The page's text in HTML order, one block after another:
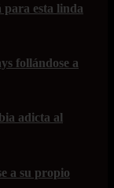
para esta linda
follándose a
adicta al
a su propio